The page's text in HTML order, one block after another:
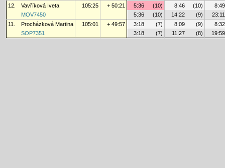
12.
Vavříková Iveta 105:25 + 50:21 5:36 (10) 8:46 (10)
8:49
MOV7450
5:36 (10) 14:22 (9)
23:11
11.
Procházková Martina 105:01 + 49:57 3:18 (7) 8:09 (9)
8:32
SOP7351
3:18 (7) 11:27 (8) 19:59